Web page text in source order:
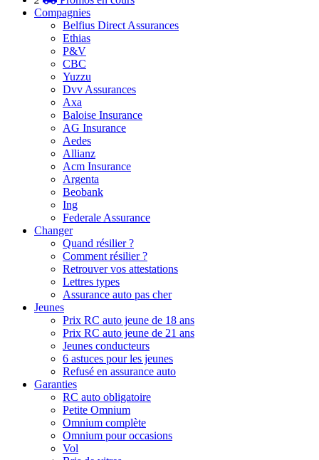
Compagnies
Belfius Direct Assurances
Ethias
P&V
CBC
Yuzzu
Dvv Assurances
Axa
Baloise Insurance
AG Insurance
Aedes
Allianz
Acm Insurance
Argenta
Beobank
Ing
Federale Assurance
Changer
Quand résilier ?
Comment résilier ?
Retrouver vos attestations
Lettres types
Assurance auto pas cher
Jeunes
Prix RC auto jeune de 18 ans
Prix RC auto jeune de 21 ans
Jeunes conducteurs
6 astuces pour les jeunes
Refusé en assurance auto
Garanties
RC auto obligatoire
Petite Omnium
Omnium complète
Omnium pour occasions
Vol